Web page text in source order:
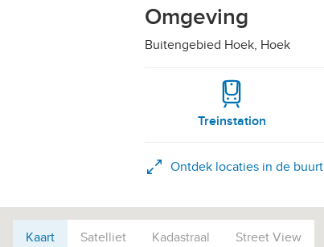
Omgeving
Buitengebied Hoek, Hoek
Treinstation
Ontdek locaties in de buurt
Kaart
Kaart Satelliet Kadastraal Street View